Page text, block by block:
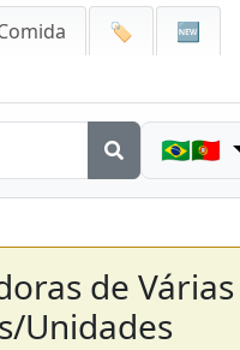
Comida 🏷️
🆕
🇧🇷🇵🇹
de Várias
Unidades